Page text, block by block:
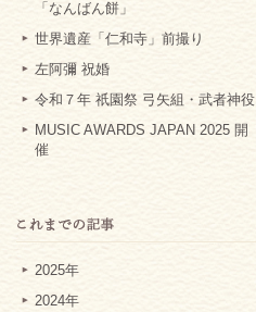
「なんばん餅」
世界遺産「仁和寺」前撮り
左阿彌 祝婚
令和７年 祇園祭 弓矢組・武者神役
MUSIC AWARDS JAPAN 2025 開
催
2025年
2024年